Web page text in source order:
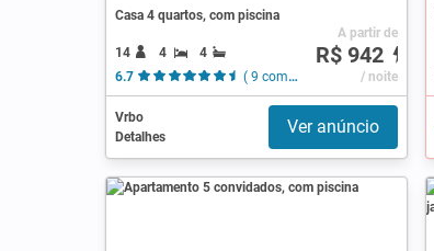
Casa 4 quartos, com piscina
14 4
4
6.7
( 9 comentários )
A partir de
R$ 942
/ noite
Vrbo
Detalhes
Ver anúncio